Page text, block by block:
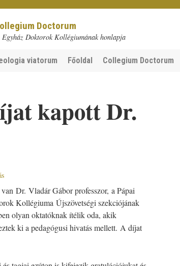
Doctorum
Doktorok Kollégiumának honlapja
viatorum Főoldal Collegium Doctorum
kapott Dr.
Dr. Vladár Gábor professzor, a Pápai
Kollégiuma Újszövetségi szekciójának
olyan oktatóknak ítélik oda, akik
ki a pedagógusi hivatás mellett. A díjat